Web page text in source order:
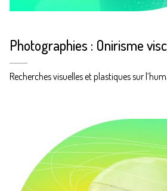
Photographies : Onirisme
Recherches visuelles et plastiques sur